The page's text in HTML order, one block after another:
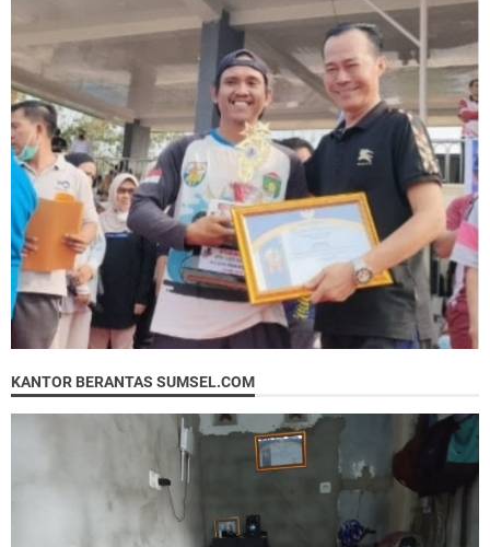
KANTOR BERANTAS SUMSEL.COM